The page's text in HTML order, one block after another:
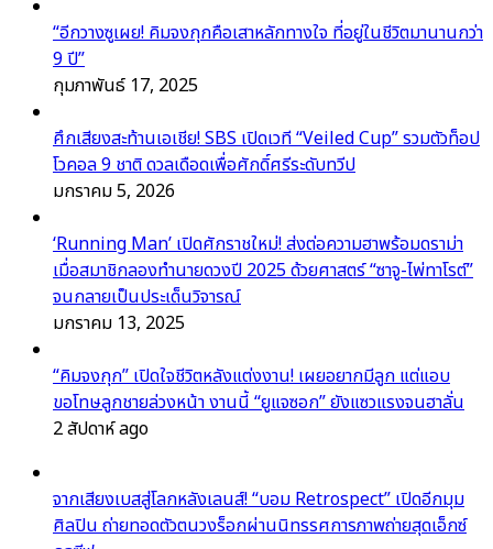
“อีกวางซูเผย! คิมจงกุกคือเสาหลักทางใจ ที่อยู่ในชีวิตมานานกว่า
9 ปี”
กุมภาพันธ์ 17, 2025
ศึกเสียงสะท้านเอเชีย! SBS เปิดเวที “Veiled Cup” รวมตัวท็อป
โวคอล 9 ชาติ ดวลเดือดเพื่อศักดิ์ศรีระดับทวีป
มกราคม 5, 2026
‘Running Man’ เปิดศักราชใหม่! ส่งต่อความฮาพร้อมดราม่า
เมื่อสมาชิกลองทำนายดวงปี 2025 ด้วยศาสตร์ “ซาจู-ไพ่ทาโรต์”
จนกลายเป็นประเด็นวิจารณ์
มกราคม 13, 2025
“คิมจงกุก” เปิดใจชีวิตหลังแต่งงาน! เผยอยากมีลูก แต่แอบ
ขอโทษลูกชายล่วงหน้า งานนี้ “ยูแจซอก” ยังแซวแรงจนฮาลั่น
2 สัปดาห์ ago
จากเสียงเบสสู่โลกหลังเลนส์! “บอม Retrospect” เปิดอีกมุม
ศิลปิน ถ่ายทอดตัวตนวงร็อกผ่านนิทรรศการภาพถ่ายสุดเอ็กซ์